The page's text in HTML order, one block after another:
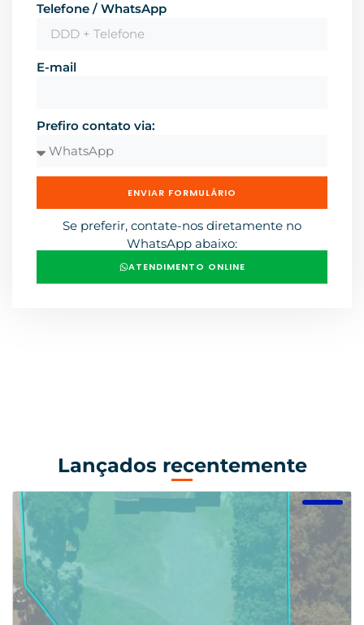
Telefone / WhatsApp
E-mail
Prefiro contato via:
ENVIAR FORMULÁRIO
Se preferir, contate-nos diretamente no
WhatsApp abaixo:
ATENDIMENTO ONLINE
Lançados recentemente